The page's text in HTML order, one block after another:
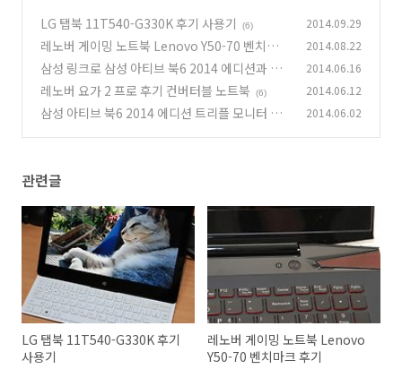
LG 탭북 11T540-G330K 후기 사용기
(6) 2014.09.29
레노버 게이밍 노트북 Lenovo Y50-70 벤치마크
후기
(12)
2014.08.22
삼성 링크로 삼성 아티브 북6 2014 에디션과 갤
럭시S5 연결하기
(4)
2014.06.16
레노버 요가 2 프로 후기 컨버터블 노트북 (6) 2014.06.12
삼성 아티브 북6 2014 에디션 트리플 모니터 태
2014.06.02
관련글
LG 탭북 11T540-G330K 후기
사용기
레노버 게이밍 노트북 Lenovo
Y50-70 벤치마크 후기